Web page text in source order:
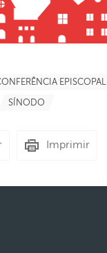
EPISCOPAL
SÍNODO
Imprimir